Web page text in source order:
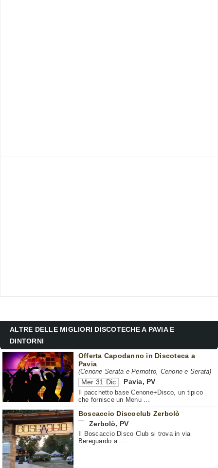
ALTRE DELLE MIGLIORI DISCOTECHE A PAVIA E
DINTORNI
Offerta Capodanno in Discoteca a
Pavia
(Cenone Serata e Pernotto, Cenone e Serata)
Mer 31 Dic Pavia, PV
Il pacchetto base Cenone+Disco, un tipico
che fornisce un Menu ...
Boscaccio Discoclub Zerbolò
Zerbolò , PV
Il Boscaccio Disco Club si trova in via
Bereguardo a ...